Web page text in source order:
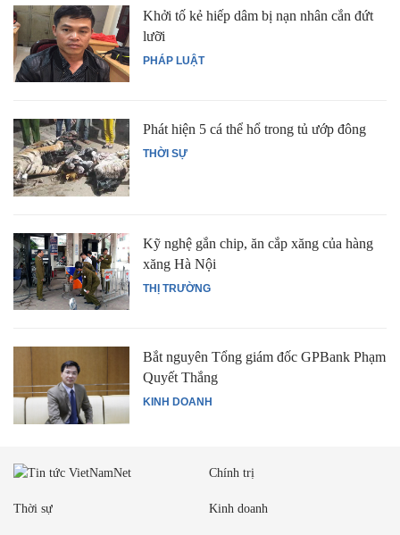
PHÁP LUẬT
Khởi tố kẻ hiếp dâm bị nạn nhân cắn đứt
lưỡi
THỜI SỰ
Phát hiện 5 cá thể hổ trong tủ ướp đông
THỊ TRƯỜNG
Kỹ nghệ gắn chip, ăn cắp xăng của hàng
xăng Hà Nội
KINH DOANH
Bắt nguyên Tổng giám đốc GPBank Phạm
Quyết Thắng
Chính trị
Thời sự Kinh doanh